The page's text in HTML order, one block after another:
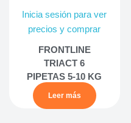
Inicia sesión para ver
precios y comprar
FRONTLINE
TRIACT 6
PIPETAS 5-10 KG
Leer más